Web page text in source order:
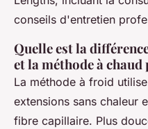
conseils d'entretien
Quelle est la
et la méthode à
La méthode à froid
extensions sans chaleur
fibre capillaire. Plus